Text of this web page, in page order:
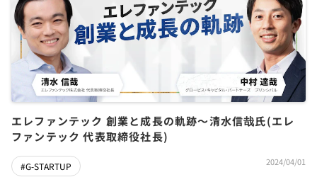
エレファンテック 創業と成長の軌跡～清水信哉氏(エレ
ファンテック 代表取締役社長)
#G-STARTUP 2024/04/01